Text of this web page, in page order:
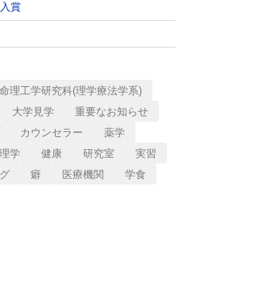
賞
理工学研究科(理学療法学系)
大学見学
重要なお知らせ
カウンセラー
薬学
学 健康 研究室
実習
癖 医療機関
学食